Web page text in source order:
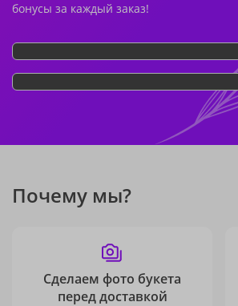
бонусы за каждый заказ!
Почему мы?
Сделаем фото букета
перед доставкой